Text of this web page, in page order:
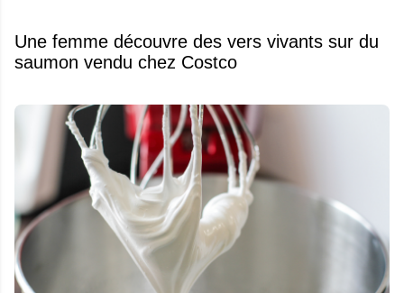
Une femme découvre des vers vivants sur du
saumon vendu chez Costco